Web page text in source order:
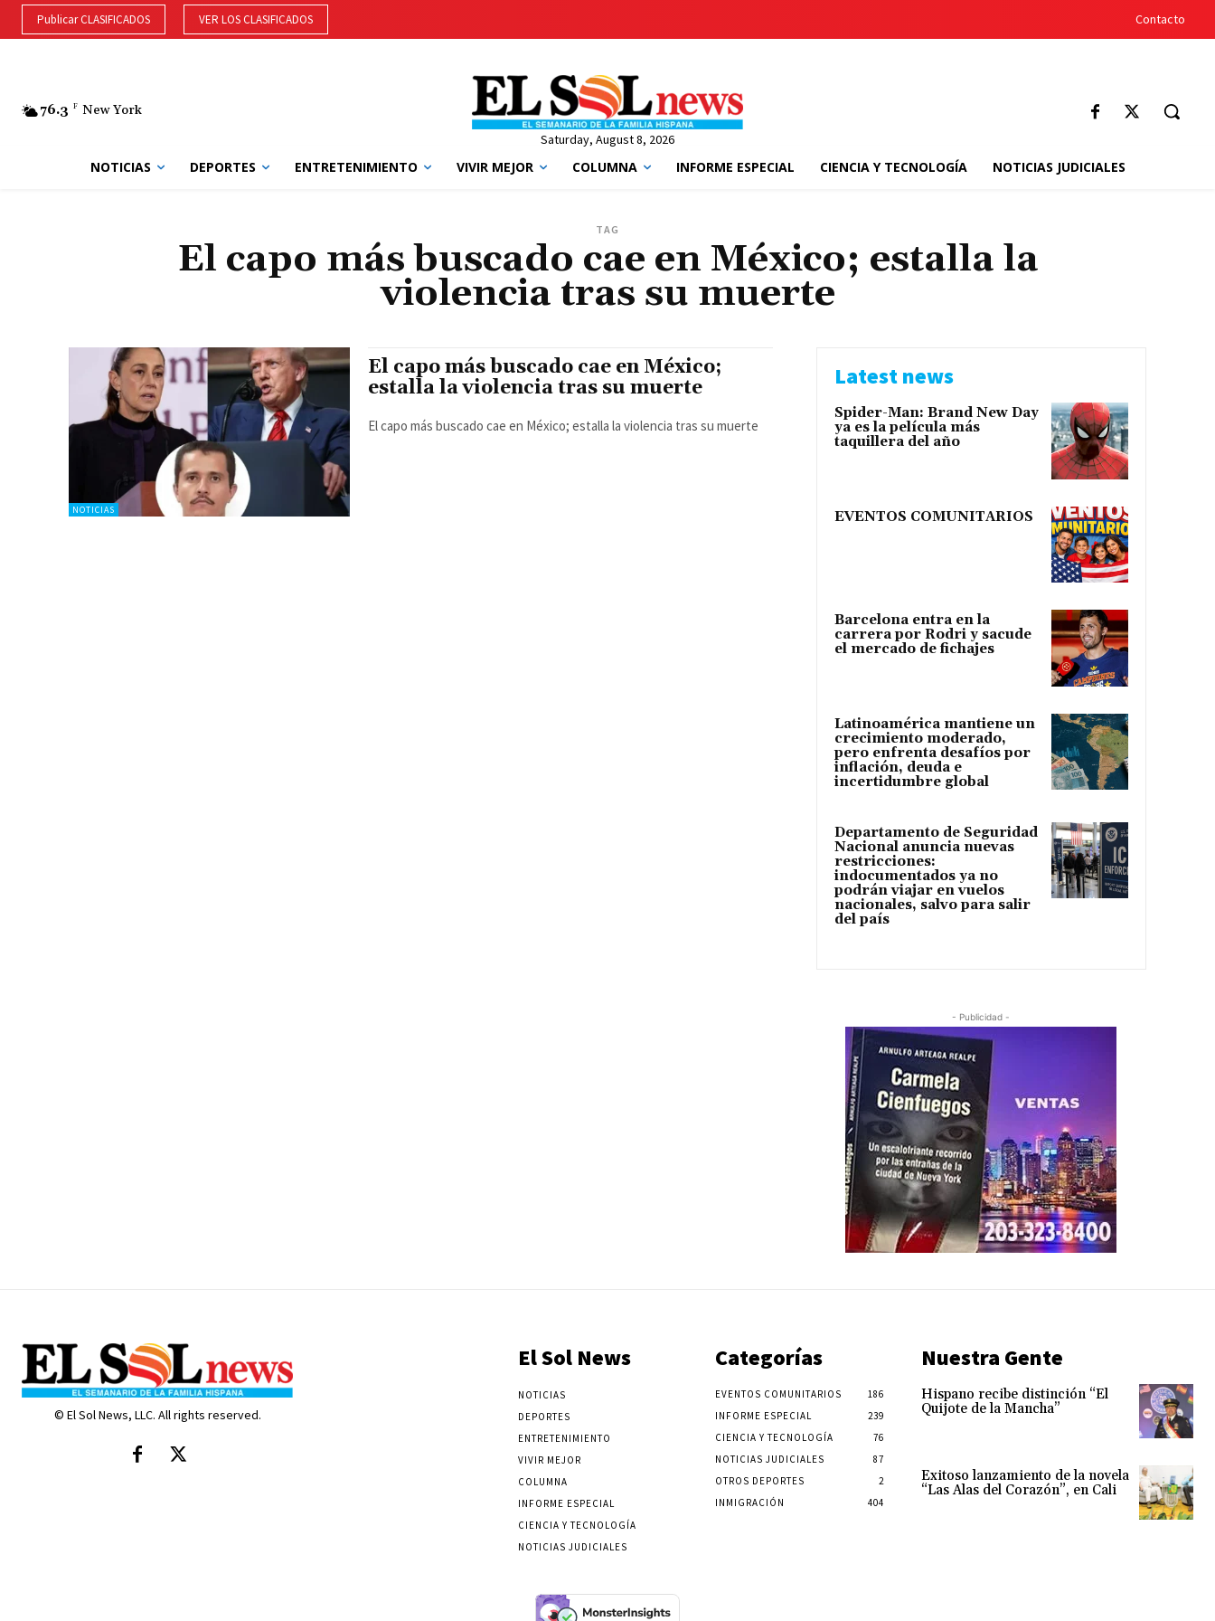
Publicar CLASIFICADOS VER LOS CLASIFICADOS Contacto
76.3 F New York
Saturday, August 8, 2026
NOTICIAS DEPORTES ENTRETENIMIENTO VIVIR MEJOR COLUMNA INFORME ESPECIAL CIENCIA Y TECNOLOGÍA NOTICIAS JUDICIALES
TAG
El capo más buscado cae en México; estalla la
violencia tras su muerte
NOTICIAS
El capo más buscado cae en México;
estalla la violencia tras su muerte
El capo más buscado cae en México; estalla la violencia tras su muerte
Latest news
Spider-Man: Brand New Day
ya es la película más
taquillera del año
EVENTOS COMUNITARIOS
Barcelona entra en la
carrera por Rodri y sacude
el mercado de fichajes
Latinoamérica mantiene un
crecimiento moderado,
pero enfrenta desafíos por
inflación, deuda e
incertidumbre global
Departamento de Seguridad
Nacional anuncia nuevas
restricciones:
indocumentados ya no
podrán viajar en vuelos
nacionales, salvo para salir
del país
- Publicidad -
© El Sol News, LLC. All rights reserved.
El Sol News
NOTICIAS
DEPORTES
ENTRETENIMIENTO
VIVIR MEJOR
COLUMNA
INFORME ESPECIAL
CIENCIA Y TECNOLOGÍA
NOTICIAS JUDICIALES
Categorías
EVENTOS COMUNITARIOS
186
INFORME ESPECIAL
239
CIENCIA Y TECNOLOGÍA
76
NOTICIAS JUDICIALES
87
OTROS DEPORTES
2
INMIGRACIÓN
404
Nuestra Gente
Hispano recibe distinción “El
Quijote de la Mancha”
Exitoso lanzamiento de la novela
“Las Alas del Corazón”, en Cali